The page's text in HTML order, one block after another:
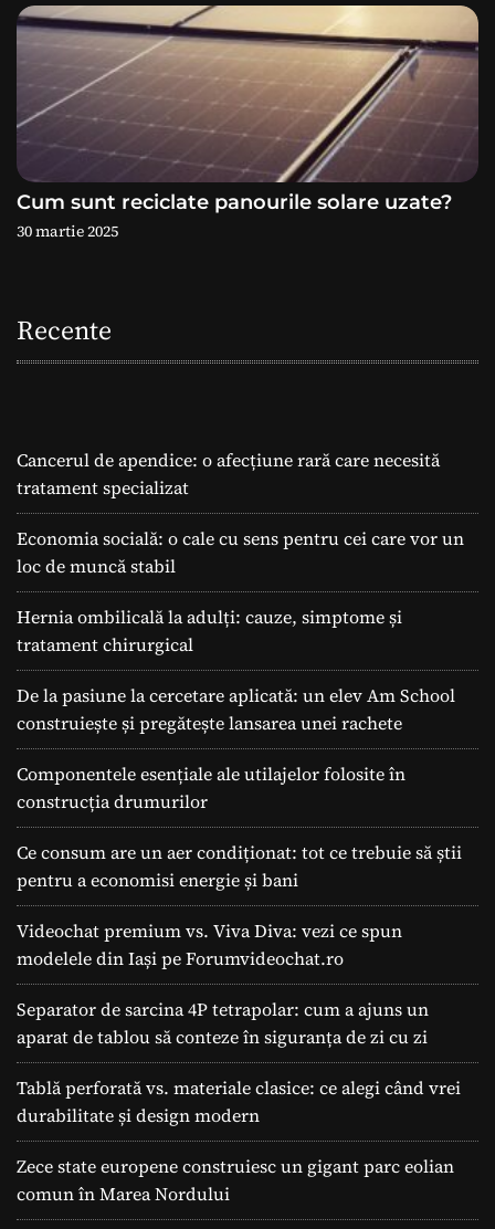
Cum sunt reciclate panourile solare uzate?
30 martie 2025
Recente
Cancerul de apendice: o afecțiune rară care necesită
tratament specializat
Economia socială: o cale cu sens pentru cei care vor un
loc de muncă stabil
Hernia ombilicală la adulți: cauze, simptome și
tratament chirurgical
De la pasiune la cercetare aplicată: un elev Am School
construiește și pregătește lansarea unei rachete
Componentele esențiale ale utilajelor folosite în
construcția drumurilor
Ce consum are un aer condiționat: tot ce trebuie să știi
pentru a economisi energie și bani
Videochat premium vs. Viva Diva: vezi ce spun
modelele din Iași pe Forumvideochat.ro
Separator de sarcina 4P tetrapolar: cum a ajuns un
aparat de tablou să conteze în siguranța de zi cu zi
Tablă perforată vs. materiale clasice: ce alegi când vrei
durabilitate și design modern
Zece state europene construiesc un gigant parc eolian
comun în Marea Nordului